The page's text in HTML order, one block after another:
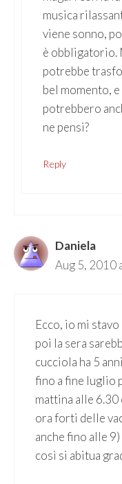
musica
viene sonno,
è obbligatorio.
potrebbe
bel momento,
potrebbero
ne pensi?
Reply
Daniela
Aug 5, 2010
Ecco, io mi
poi la sera
cucciola ha 5
fino a fine luglio
mattina alle 6.30
ora forti delle
anche fino alle
così si abitua